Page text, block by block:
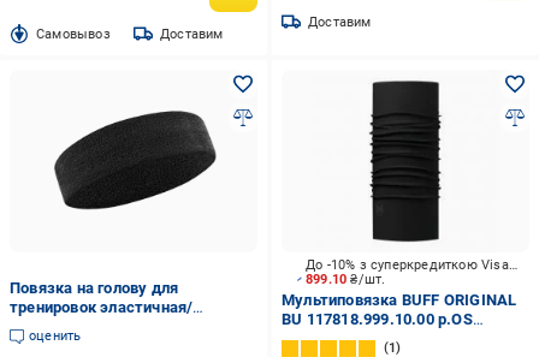
Cамовывоз Доставим
Доставим
Повязка на голову для
тренировок эластичная/
быстросохнущая Черный
(U9688)
оценить
899.10₴/шт.
До -10% з суперкредиткою Visa Вигода
Мультиповязка BUFF ORIGINAL
BU 117818.999.10.00 р.OS
черный
1